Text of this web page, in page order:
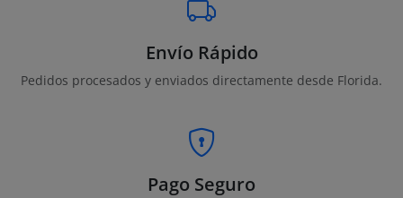
Envío Rápido
Pedidos procesados y enviados directamente desde Florida.
Pago Seguro